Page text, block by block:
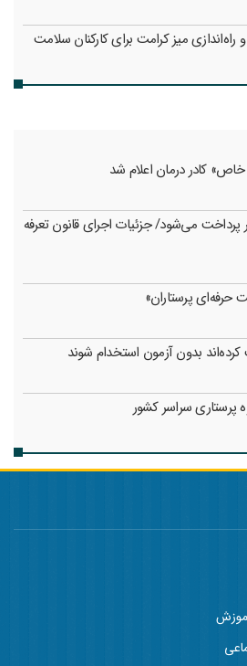
میز کرامت برای کارکنان سلامت
کادر درمان اعلام شد
با 6 ماه تاخیر پرداخت می‌شود/ جزئیات اجرای قانون تعرفه
حرفه‌ای پرستاران»
کرد‌ه‌اند بدون آزمون استخدام شوند
پرستاری سراسر کشور